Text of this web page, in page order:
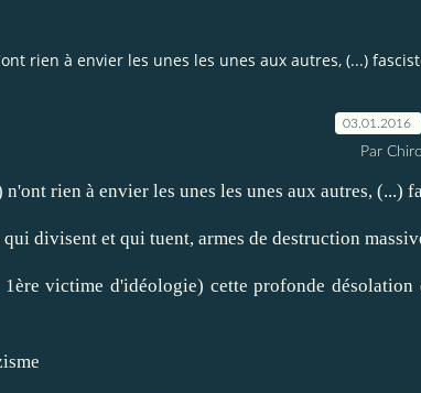
rien à envier les unes les unes aux autres, (...)
03.01.2016
Par
rien à envier les unes les unes aux autres,
divisent et qui tuent, armes de destruction
victime d'idéologie) cette profonde